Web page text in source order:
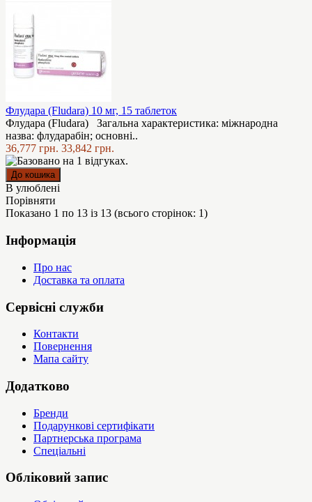
Флудара (Fludara) 10 мг, 15 таблеток
Флудара (Fludara) Загальна характеристика: міжнародна
назва: флударабін; основні..
36,777 грн. 33,842 грн.
В улюблені
Порівняти
Показано 1 по 13 із 13 (всього сторінок: 1)
Інформація
Про нас
Доставка та оплата
Сервісні служби
Контакти
Повернення
Мапа сайту
Додатково
Бренди
Подарункові сертифікати
Партнерська програма
Спеціальні
Обліковий запис